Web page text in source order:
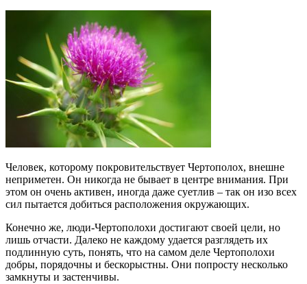
Человек, которому покровительствует Чертополох, внешне
неприметен. Он никогда не бывает в центре внимания. При
этом он очень активен, иногда даже суетлив – так он изо всех
сил пытается добиться расположения окружающих.
Конечно же, люди-Чертополохи достигают своей цели, но
лишь отчасти. Далеко не каждому удается разглядеть их
подлинную суть, понять, что на самом деле Чертополохи
добры, порядочны и бескорыстны. Они попросту несколько
замкнуты и застенчивы.